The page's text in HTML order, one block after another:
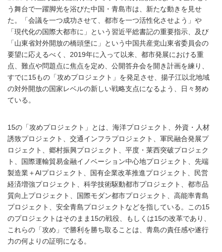
う舞台で一躍脚光を浴びた中国・青島市は、新たな動きを見せ
た。「会議を一つ成功させて、都市を一つ活性化させよう」や
「現代化の国際大都市に」という習近平総書記の重要指示、及び
「山東省対外開放の橋頭堡に」という中国共産党山東省委員会の
要望に応えるべく、2019年に入って以来、都市発展における重
点、難点や問題点に焦点を定め、公開答弁会を開き計画を練り、
すでに15もの「攻めプロジェクト」を発足させ、揚子江以北地域
の対外開放の国家レベルの新しい戦略支点になるよう、日々努め
ている。
15の「攻めプロジェクト」とは、海洋プロジェクト、外資・人材
誘致プロジェクト、交通インフラプロジェクト、軍民融合発展プ
ロジェクト、郷村振興プロジェクト、平度・莱西突破プロジェク
ト、国際運輸貿易金融イノベーション中心地プロジェクト、先端
製造業＋AIプロジェクト、国有企業改革推進プロジェクト、民営
経済増強プロジェクト、科学技術駆動都市プロジェクト、都市品
質向上プロジェクト、国際モダン都市プロジェクト、高能率青島
プロジェクト、安全青島プロジェクトなどを指している。この15
のプロジェクトはそのまま15の戦役、もしくは15の改革であり、
これらの「攻め」で勝利を勝ち取ることは、青島の責任感や遂行
力の何よりの証明になる。